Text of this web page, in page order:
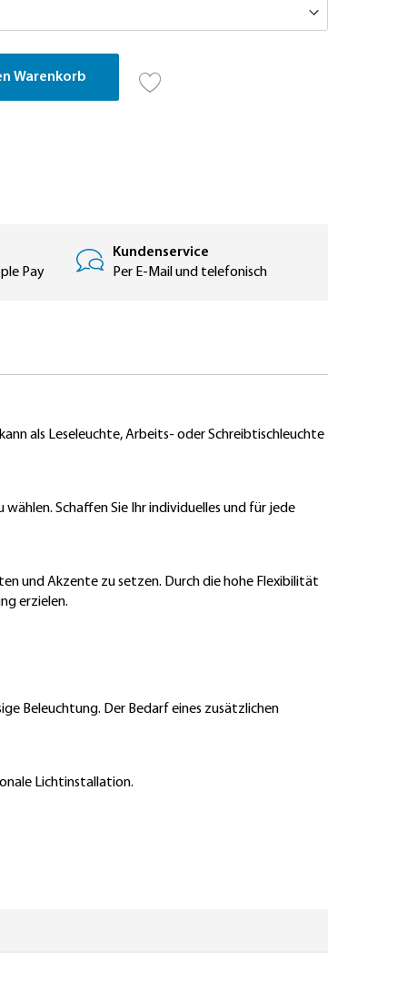
Warenkorb
Pay
Kundenservice
Per E-Mail und telefonisch
als Leseleuchte, Arbeits- oder Schreibtischleuchte
Schaffen Sie Ihr individuelles und für jede
und Akzente zu setzen. Durch die hohe Flexibilität
erzielen.
Beleuchtung. Der Bedarf eines zusätzlichen
Lichtinstallation.